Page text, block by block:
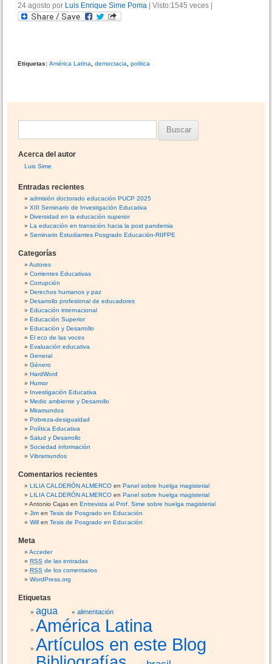
e
o
er p
24 agosto por Luis Enrique Sime Poma Visto:1545 veces
Etiquetas: América Latina democracia politica
Acerca del autor
Luis Sime
Entradas recientes
admisión doctorado educación PUCP 2025
XIII Seminario de Investigación Educativa
Diversidad en la educación superior
La educación en transición hacia la post pandemia
Seminario Estudiantes Posgrado Educación-RIIFPE
Categorías
Autores
Corrientes Educativas
Corrupción
Derechos humanos y paz
Desarrollo profesional de educadores
Educación internacional
Educación Superior
Educación y Desarrollo
El eco de las voces
Evaluación educativa
General
Género
HardWord
Humor
Investigación Educativa
Medio ambiente y Desarrollo
Miramundos
Pobreza-desigualdad
Política Educativa
Salud y Desarrollo
Sociedad información
Vibramundos
Comentarios recientes
LILIA CALDERÓN ALMERCO enPanel sobre huelga magisterial
LILIA CALDERÓN ALMERCO enPanel sobre huelga magisterial
Antonio Cajas enEntrevista al Prof. Sime sobre huelga magisterial
Jim enTesis de Posgrado en Educación
Will enTesis de Posgrado en Educación
Meta
Acceder
RSS de las entradas
RSS de los comentarios
WordPress.org
Etiquetas
agua alimentación
América Latina
Artículos en este Blog